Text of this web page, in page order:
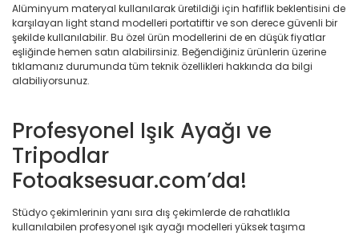
Alüminyum materyal kullanılarak üretildiği için hafiflik beklentisini de
karşılayan light stand modelleri portatiftir ve son derece güvenli bir
şekilde kullanılabilir. Bu özel ürün modellerini de en düşük fiyatlar
eşliğinde hemen satın alabilirsiniz. Beğendiğiniz ürünlerin üzerine
tıklamanız durumunda tüm teknik özellikleri hakkında da bilgi
alabiliyorsunuz.
Profesyonel Işık Ayağı ve
Tripodlar
Fotoaksesuar.com’da!
Stüdyo çekimlerinin yanı sıra dış çekimlerde de rahatlıkla
kullanılabilen profesyonel ışık ayağı modelleri yüksek taşıma